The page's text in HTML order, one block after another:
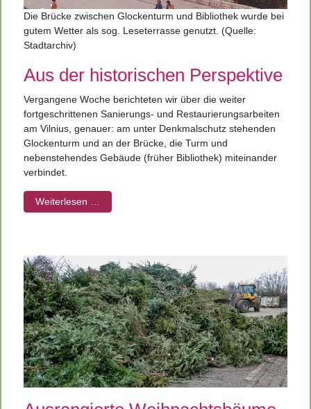
Die Brücke zwischen Glockenturm und Bibliothek wurde bei
gutem Wetter als sog. Leseterrasse genutzt. (Quelle:
Stadtarchiv)
Aus der historischen Perspektive
Vergangene Woche berichteten wir über die weiter
fortgeschrittenen Sanierungs- und Restaurierungsarbeiten
am Vilnius, genauer: am unter Denkmalschutz stehenden
Glockenturm und an der Brücke, die Turm und
nebenstehendes Gebäude (früher Bibliothek) miteinander
verbindet.
Weiterlesen …